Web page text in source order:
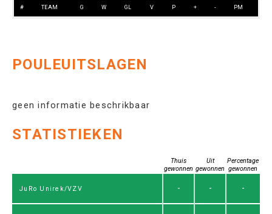
# TEAM G W GL V P + - PM
POULEUITSLAGEN
geen informatie beschrikbaar
STATISTIEKEN
Thuis
gewonnen
Uit
gewonnen
Percentage
gewonnen
JuRo Unirek/VZV - - -